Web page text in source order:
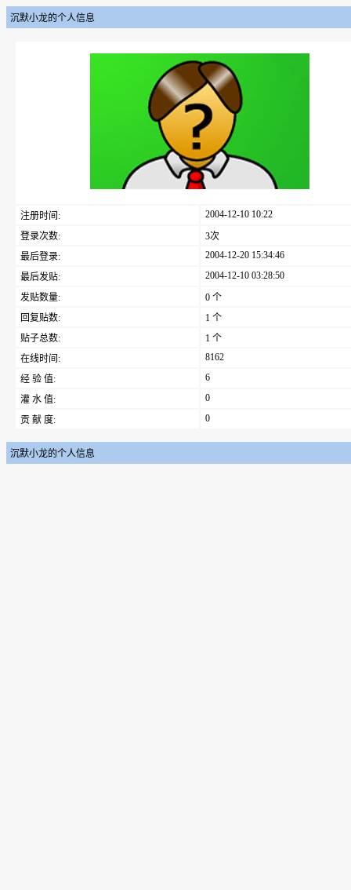
沉默小龙的个人信息
注册时间:
2004-12-10 10:22
登录次数:
3次
最后登录:
2004-12-20 15:34:46
最后发贴:
2004-12-10 03:28:50
发贴数量:
0 个
回复贴数:
1 个
贴子总数:
1 个
在线时间:
8162
经 验 值:
6
灌 水 值:
0
贡 献 度:
0
沉默小龙的个人信息